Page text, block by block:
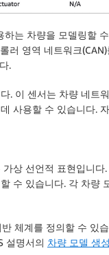
는 차량을 모델링할
러 영역 네트워크
.
. 이 센서는 차량 네트
사용할 수 있습니다.
상 선언적 표현입니다
수 있습니다. 각 차량
체계를 정의할 수 있
설명서의 차량 모델 생